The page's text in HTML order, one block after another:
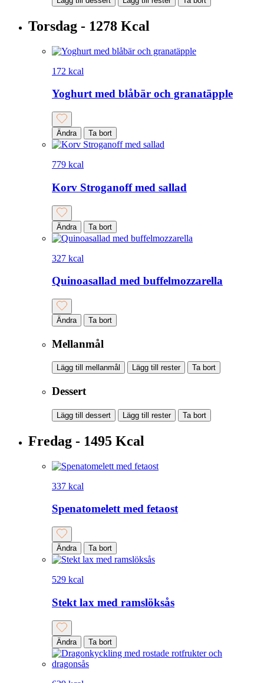
Torsdag - 1278 Kcal
172 kcal
Yoghurt med blåbär och granatäpple
Ändra Ta bort
779 kcal
Korv Stroganoff med sallad
Ändra Ta bort
327 kcal
Quinoasallad med buffelmozzarella
Ändra Ta bort
Mellanmål
Lägg till mellanmål Lägg till rester Ta bort
Dessert
Lägg till dessert Lägg till rester Ta bort
Fredag - 1495 Kcal
337 kcal
Spenatomelett med fetaost
Ändra Ta bort
529 kcal
Stekt lax med ramslöksås
Ändra Ta bort